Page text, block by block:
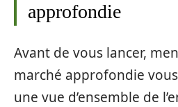
approfondie
Avant de vous lancer,
marché approfondie
une vue d’ensemble de